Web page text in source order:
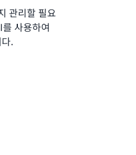
관리할 필요
사용하여
.